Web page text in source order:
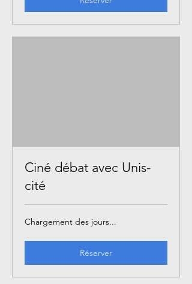
Ciné débat avec Unis-
cité
Chargement des jours...
Réserver